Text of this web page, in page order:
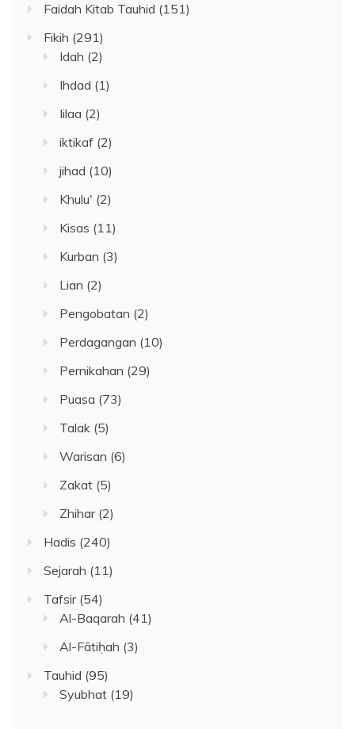
Faidah Kitab Tauhid (151)
Fikih (291)
Idah (2)
Ihdad (1)
Iilaa (2)
iktikaf (2)
jihad (10)
Khulu' (2)
Kisas (11)
Kurban (3)
Lian (2)
Pengobatan (2)
Perdagangan (10)
Pernikahan (29)
Puasa (73)
Talak (5)
Warisan (6)
Zakat (5)
Zhihar(2)
Hadis (240)
Sejarah (11)
Tafsir(54)
Al-Baqarah (41)
Al-Fātiḥah (3)
Tauhid (95)
Syubhat (19)